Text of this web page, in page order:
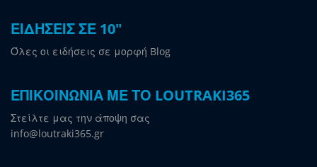
ΕΙΔΗΣΕΙΣ ΣΕ 10"
Όλες οι ειδήσεις σε μορφή Blog
ΕΠΙΚΟΙΝΩΝΙΑ ΜΕ ΤΟ LOUTRAKI365
Στείλτε μας την άποψη σας
info@loutraki365.gr